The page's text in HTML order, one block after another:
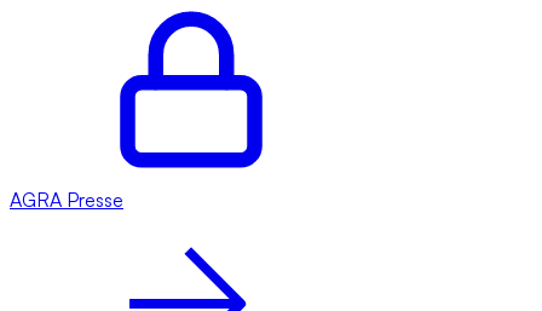
AGRA Presse